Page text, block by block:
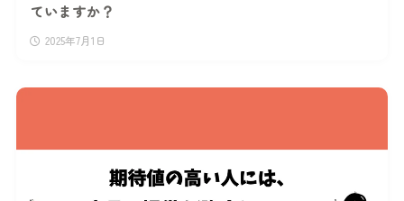
ていますか？
2025年7月1日